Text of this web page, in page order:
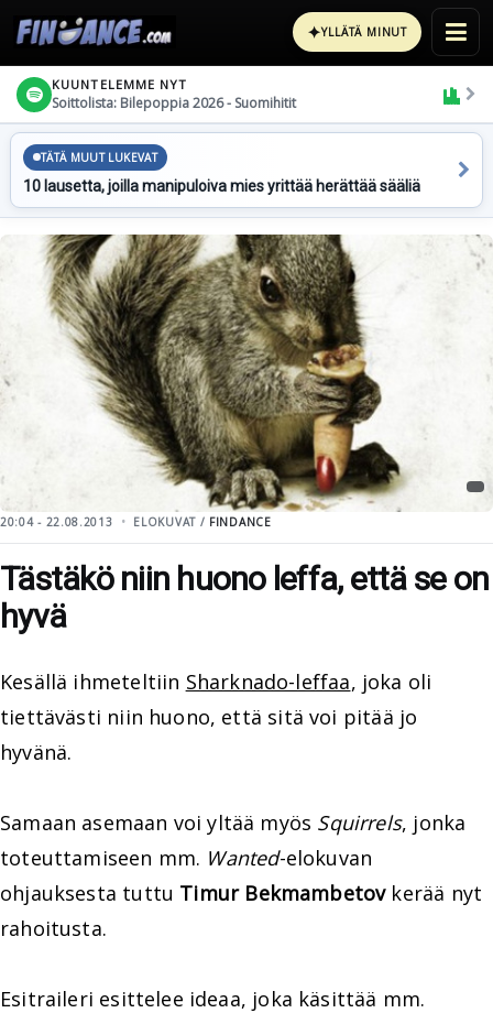
✦YLLÄTÄ MINUT
KUUNTELEMME NYT
Soittolista: Bilepoppia 2026 - Suomihitit
TÄTÄ MUUT LUKEVAT
10 lausetta, joilla manipuloiva mies yrittää herättää sääliä
20:04 - 22.08.2013 ELOKUVAT / FINDANCE
Tästäkö niin huono leffa, että se on
hyvä
Kesällä ihmeteltiin Sharknado-leffaa, joka oli
tiettävästi niin huono, että sitä voi pitää jo
hyvänä.
Samaan asemaan voi yltää myös Squirrels, jonka
toteuttamiseen mm. Wanted-elokuvan
ohjauksesta tuttu Timur Bekmambetovkerää nyt
rahoitusta.
Esitraileri esittelee ideaa, joka käsittää mm.